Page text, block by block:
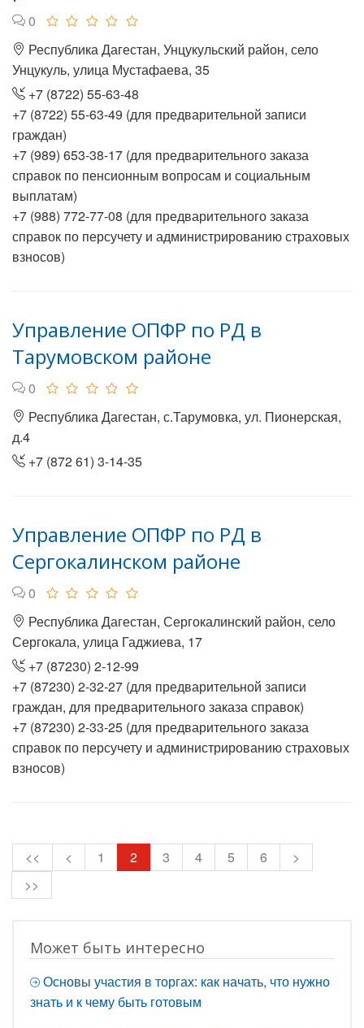
0
Республика Дагестан, Унцукульский район, село
Унцукуль, улица Мустафаева, 35
+7 (8722) 55-63-48
+7 (8722) 55-63-49 (для предварительной записи
граждан)
+7 (989) 653-38-17 (для предварительного заказа
справок по пенсионным вопросам и социальным
выплатам)
+7 (988) 772-77-08 (для предварительного заказа
справок по персучету и администрированию страховых
взносов)
Управление ОПФР по РД в
Тарумовском районе
0
Республика Дагестан, с.Тарумовка, ул. Пионерская,
д.4
+7 (872 61) 3-14-35
Управление ОПФР по РД в
Сергокалинском районе
0
Республика Дагестан, Сергокалинский район, село
Сергокала, улица Гаджиева, 17
+7 (87230) 2-12-99
+7 (87230) 2-32-27 (для предварительной записи
граждан, для предварительного заказа справок)
+7 (87230) 2-33-25 (для предварительного заказа
справок по персучету и администрированию страховых
взносов)
<< < 1 2 3 4 5 6
>
>>
Может быть интересно
Основы участия в торгах: как начать, что нужно
знать и к чему быть готовым